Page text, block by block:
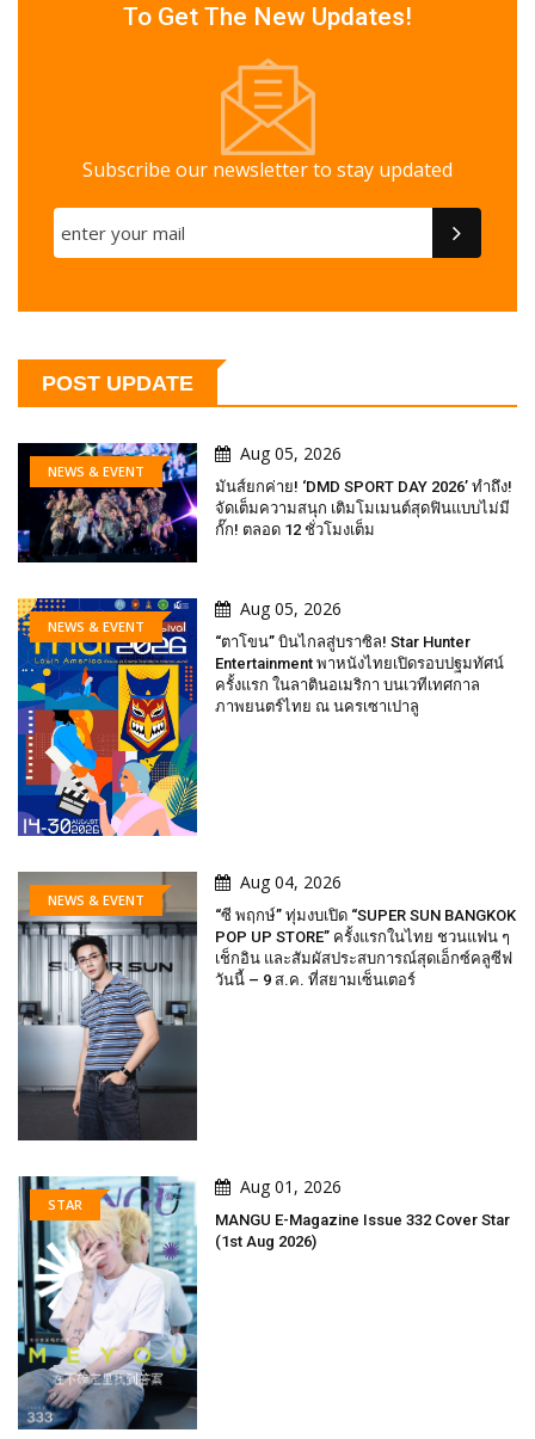
To Get The New Updates!
Subscribe our newsletter to stay updated
POST UPDATE
NEWS & EVENT
Aug 05, 2026
มันส์ยกค่าย! ‘DMD SPORT DAY 2026’ ทำถึง!
จัดเต็มความสนุก เติมโมเมนต์สุดฟินแบบไม่มี
กั๊ก! ตลอด 12 ชั่วโมงเต็ม
NEWS & EVENT
Aug 05, 2026
“ตาโขน” บินไกลสู่บราซิล! Star Hunter
Entertainment พาหนังไทยเปิดรอบปฐมทัศน์
ครั้งแรก ในลาตินอเมริกา บนเวทีเทศกาล
ภาพยนตร์ไทย ณ นครเซาเปาลู
NEWS & EVENT
Aug 04, 2026
“ซี พฤกษ์” ทุ่มงบเปิด “SUPER SUN BANGKOK
POP UP STORE” ครั้งแรกในไทย ชวนแฟน ๆ
เช็กอิน และสัมผัสประสบการณ์สุดเอ็กซ์คลูซีฟ
วันนี้ – 9 ส.ค. ที่สยามเซ็นเตอร์
STAR
Aug 01, 2026
MANGU E-Magazine Issue 332 Cover Star
(1st Aug 2026)